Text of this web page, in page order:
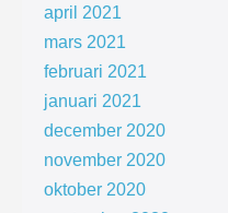
april 2021
mars 2021
februari 2021
januari 2021
december 2020
november 2020
oktober 2020